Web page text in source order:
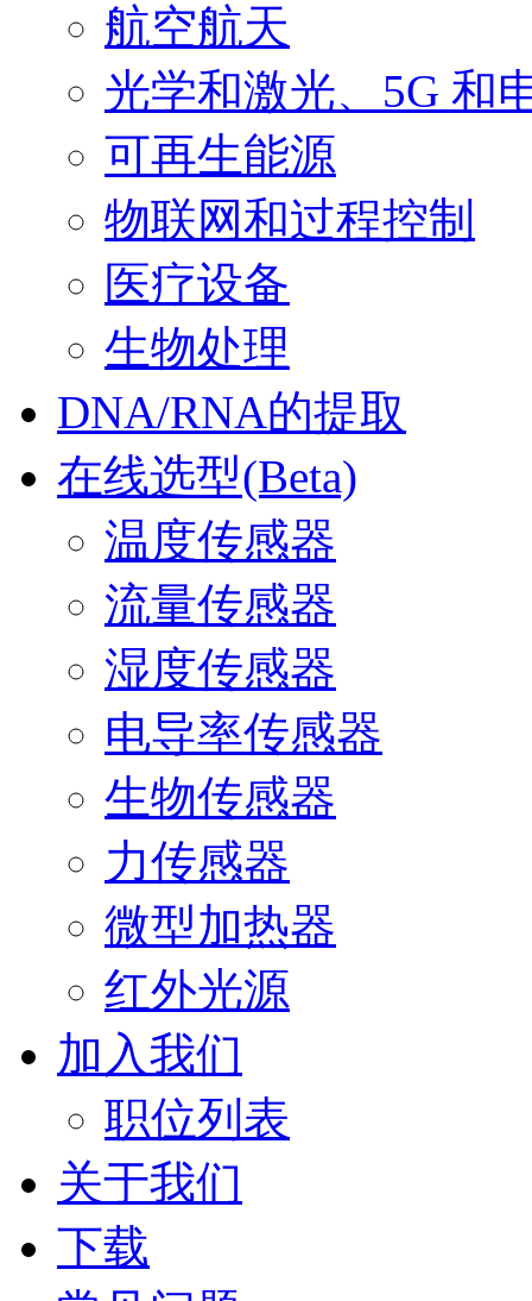
航空航天
光学和激光、5G 和
可再生能源
物联网和过程控制
医疗设备
生物处理
DNA/RNA的提取
在线选型(Beta)
温度传感器
流量传感器
湿度传感器
电导率传感器
生物传感器
力传感器
微型加热器
红外光源
加入我们
职位列表
关于我们
下载